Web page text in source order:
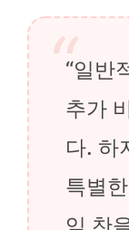
“일반
추가
다. 하
특별